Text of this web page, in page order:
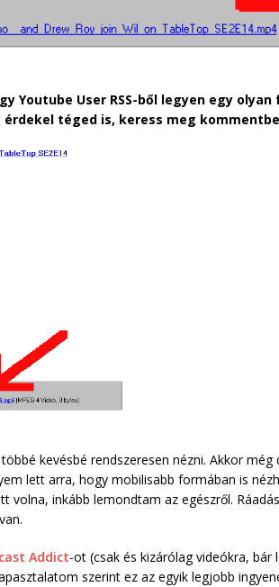
Youtube User RSS-ből legyen egy
téged is, keress meg
kevésbé rendszeresen nézni. Akkor
lett arra, hogy mobilisabb formában is
volna, inkább lemondtam az egészről.
Addict-ot (csak és kizárólag videókra,
szerint ez az egyik legjobb